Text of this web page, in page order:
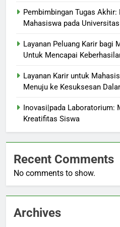
Pembimbingan Tugas Akhir:
Mahasiswa pada Universitas
Layanan Peluang Karir bagi
Untuk Mencapai
Layanan Karir untuk
Menuju ke Kesuksesan
Inovasi|pada Laboratorium:
Kreatifitas Siswa
Recent Comments
No comments to show.
Archives